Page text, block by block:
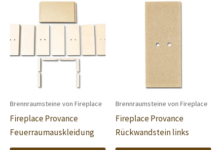
Brennraumsteine von Fireplace
Fireplace Provance
Feuerraumauskleidung
Brennraumsteine von Fireplace
Fireplace Provance
Rückwandstein links